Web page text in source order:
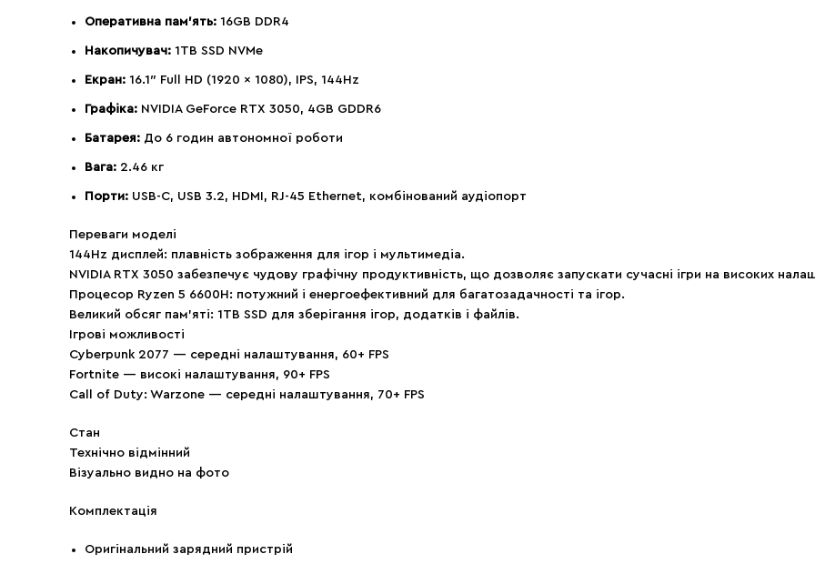
Оперативна пам’ять: 16GB DDR4
Накопичувач: 1TB SSD NVMe
Екран: 16.1″ Full HD (1920 x 1080), IPS, 144Hz
Графіка: NVIDIA GeForce RTX 3050, 4GB GDDR6
Батарея: До 6 годин автономної роботи
Вага: 2.46 кг
Порти: USB-C, USB 3.2, HDMI, RJ-45 Ethernet, комбінований аудіопорт
Переваги моделі
144Hz дисплей: плавність зображення для ігор і мультимедіа.
NVIDIA RTX 3050 забезпечує чудову графічну продуктивність, що дозволяє запускати сучасні ігри на високих
Процесор Ryzen 5 6600H: потужний і енергоефективний для багатозадачності та ігор.
Великий обсяг пам’яті: 1TB SSD для зберігання ігор, додатків і файлів.
Ігрові можливості
Cyberpunk 2077 — середні налаштування, 60+ FPS
Fortnite — високі налаштування, 90+ FPS
Call of Duty: Warzone — середні налаштування, 70+ FPS
Стан
Технічно відмінний
Візуально видно на фото
Комплектація
Оригінальний зарядний пристрій